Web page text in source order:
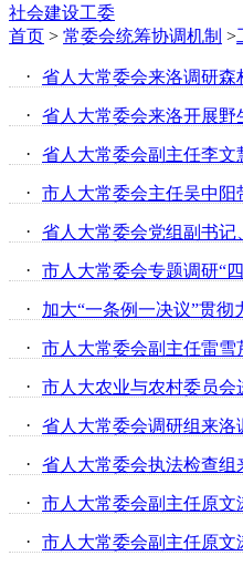
社会建设工委
首页 > 常委会统筹协调机制 >
·
省人大常委会来洛调研森
·
省人大常委会来洛开展野
·
省人大常委会副主任李
·
市人大常委会主任吴中
·
省人大常委会党组副书
·
市人大常委会专题调研“
·
加大“一条例一决议”贯
·
·
市人大农业与农村委员会
·
省人大常委会调研组来洛
·
省人大常委会执法检查组
·
· 市人大常委会副主任原